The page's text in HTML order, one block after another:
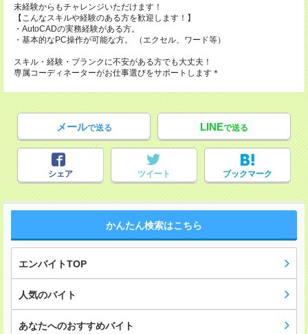
未経験からもチャレンジいただけます！
【こんなスキルや経験のある方を歓迎します！】
・AutoCADの実務経験がある方。
・基本的なPC操作が可能な方。 （エクセル、ワード等）
スキル・経験・ブランクに不安がある方でも大丈夫！
専属コーディネーターがお仕事選びをサポートします＊
メールで送る LINEで送る
シェア ツイート ブックマーク
かんたん検索はこちら
エンバイトTOP
人気のバイト
あなたへのおすすめバイト